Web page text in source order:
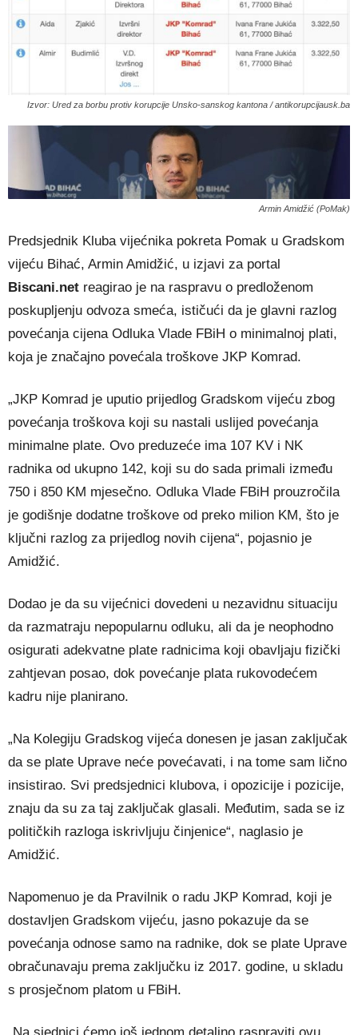
Izvor: Ured za borbu protiv korupcije Unsko-sanskog kantona / antikorupcijausk.ba
Armin Amidžić (PoMak)
Predsjednik Kluba vijećnika pokreta Pomak u Gradskom
vijeću Bihać, Armin Amidžić, u izjavi za portal
Biscani.net reagirao je na raspravu o predloženom
poskupljenju odvoza smeća, ističući da je glavni razlog
povećanja cijena Odluka Vlade FBiH o minimalnoj plati,
koja je značajno povećala troškove JKP Komrad.
„JKP Komrad je uputio prijedlog Gradskom vijeću zbog
povećanja troškova koji su nastali uslijed povećanja
minimalne plate. Ovo preduzeće ima 107 KV i NK
radnika od ukupno 142, koji su do sada primali između
750 i 850 KM mjesečno. Odluka Vlade FBiH prouzročila
je godišnje dodatne troškove od preko milion KM, što je
ključni razlog za prijedlog novih cijena“, pojasnio je
Amidžić.
Dodao je da su vijećnici dovedeni u nezavidnu situaciju
da razmatraju nepopularnu odluku, ali da je neophodno
osigurati adekvatne plate radnicima koji obavljaju fizički
zahtjevan posao, dok povećanje plata rukovodećem
kadru nije planirano.
„Na Kolegiju Gradskog vijeća donesen je jasan zaključak
da se plate Uprave neće povećavati, i na tome sam lično
insistirao. Svi predsjednici klubova, i opozicije i pozicije,
znaju da su za taj zaključak glasali. Međutim, sada se iz
političkih razloga iskrivljuju činjenice“, naglasio je
Amidžić.
Napomenuo je da Pravilnik o radu JKP Komrad, koji je
dostavljen Gradskom vijeću, jasno pokazuje da se
povećanja odnose samo na radnike, dok se plate Uprave
obračunavaju prema zaključku iz 2017. godine, u skladu
s prosječnom platom u FBiH.